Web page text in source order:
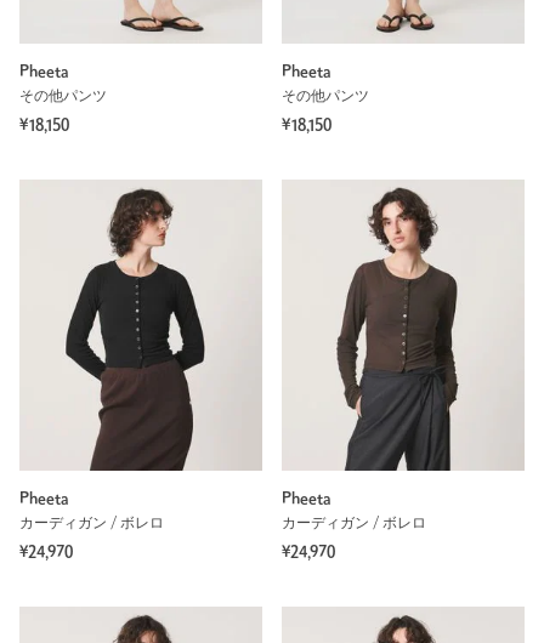
Pheeta
その他パンツ
¥18,150
Pheeta
その他パンツ
¥18,150
Pheeta
カーディガン / ボレロ
¥24,970
Pheeta
カーディガン / ボレロ
¥24,970